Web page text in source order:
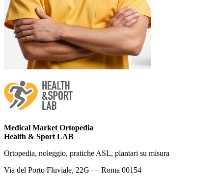
Medical Market Ortopedia
Health & Sport LAB
Ortopedia, noleggio, pratiche ASL, plantari su misura
Via del Porto Fluviale, 22G — Roma 00154